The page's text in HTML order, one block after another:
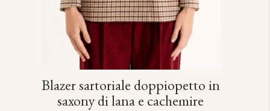
Blazer sartoriale doppiopetto in
saxony di lana e cachemire